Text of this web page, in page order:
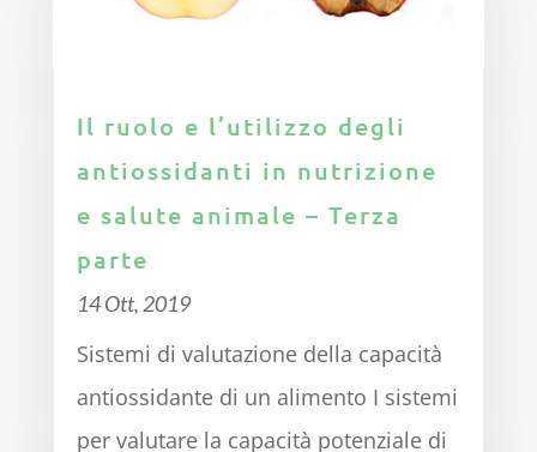
Il ruolo e l’utilizzo degli
antiossidanti in nutrizione
e salute animale – Terza
parte
14 Ott, 2019
Sistemi di valutazione della capacità
antiossidante di un alimento I sistemi
per valutare la capacità potenziale di